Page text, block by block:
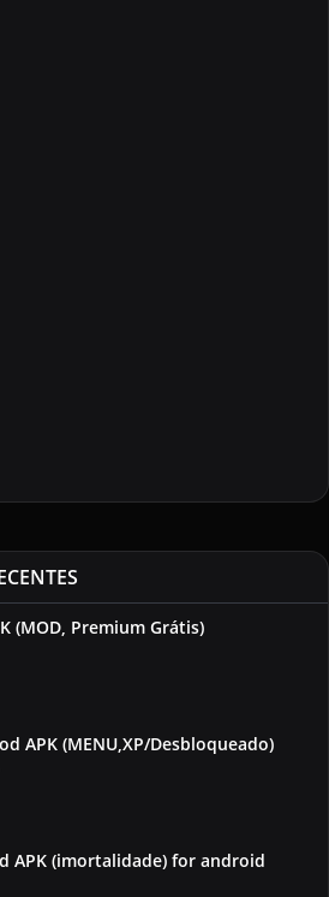
(MOD, Premium Grátis)
APK (MENU,XP/Desbloqueado)
APK (imortalidade) for android